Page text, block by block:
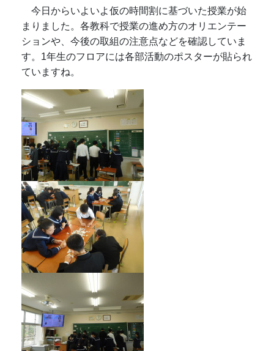
今日からいよいよ仮の時間割に基づいた授業が始
まりました。各教科で授業の進め方のオリエンテー
ションや、今後の取組の注意点などを確認していま
す。1年生のフロアには各部活動のポスターが貼られ
ていますね。